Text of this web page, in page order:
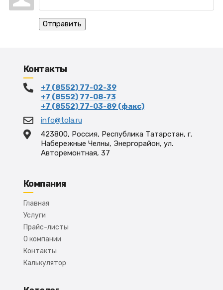
Отправить
Контакты
+7 (8552) 77-02-39
+7 (8552) 77-08-73
+7 (8552) 77-03-89 (факс)
info@tola.ru
423800, Россия, Республика Татарстан, г.
Набережные Челны, Энергорайон, ул.
Авторемонтная, 37
Компания
Главная
Услуги
Прайс-листы
О компании
Контакты
Калькулятор